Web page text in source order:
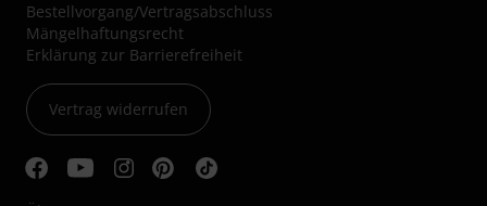
Bestellvorgang/Vertragsabschluss
Mängelhaftungsrecht
Erklärung zur Barrierefreiheit
Vertrag widerrufen